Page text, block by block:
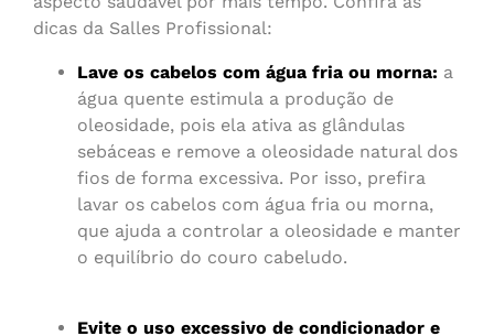
dicas da Salles Profissional:
Lave os cabelos com água fria ou morna: a
água quente estimula a produção de
oleosidade, pois ela ativa as glândulas
sebáceas e remove a oleosidade natural dos
fios de forma excessiva. Por isso, prefira
lavar os cabelos com água fria ou morna,
que ajuda a controlar a oleosidade e manter
o equilíbrio do couro cabeludo.
Evite o uso excessivo de condicionador e